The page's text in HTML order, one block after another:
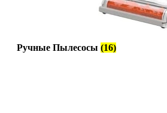
Ручные Пылесосы (16)